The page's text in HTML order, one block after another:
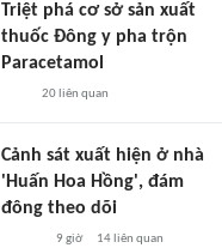
Triệt phá cơ sở sản xuất
thuốc Đông y pha trộn
Paracetamol
20liên quan
Cảnh sát xuất hiện ở nhà
'Huấn Hoa Hồng', đám
đông theo dõi
9 giờ 14liên quan